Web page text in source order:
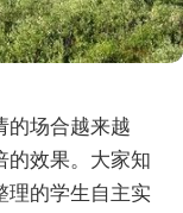
的场合越来越
的效果。大家知
理的学生自主实